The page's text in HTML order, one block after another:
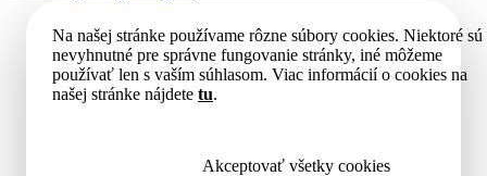
Na našej stránke používame rôzne súbory cookies. Niektoré sú
nevyhnutné pre správne fungovanie stránky, iné môžeme
používať len s vaším súhlasom. Viac informácií o cookies na
našej stránke nájdete tu.
Akceptovať všetky cookies